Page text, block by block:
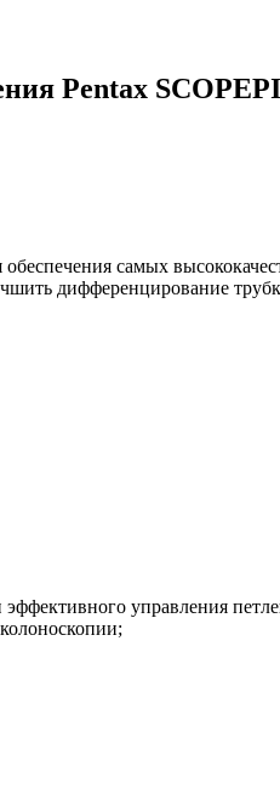
Pentax
самых
дифференцирование
управления